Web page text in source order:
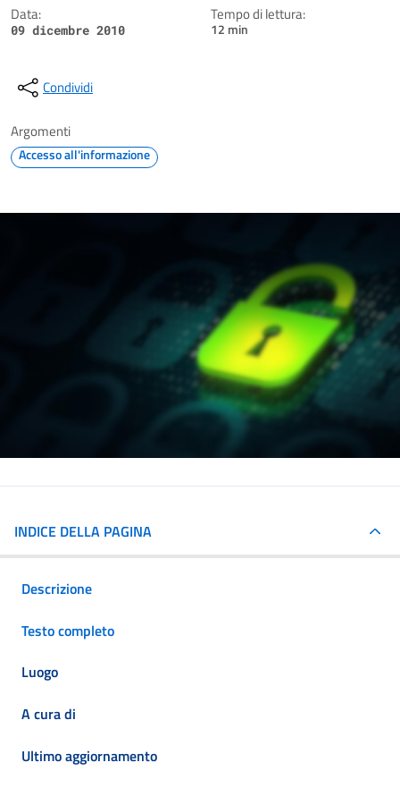
Data:
09 dicembre 2010
Tempo di lettura:
12 min
Condividi
Argomenti
Accesso all'informazione
INDICE DELLA PAGINA
Descrizione
Testo completo
Luogo
A cura di
Ultimo aggiornamento